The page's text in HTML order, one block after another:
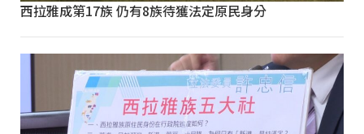
西拉雅成第17族 仍有8族待獲法定原民身分